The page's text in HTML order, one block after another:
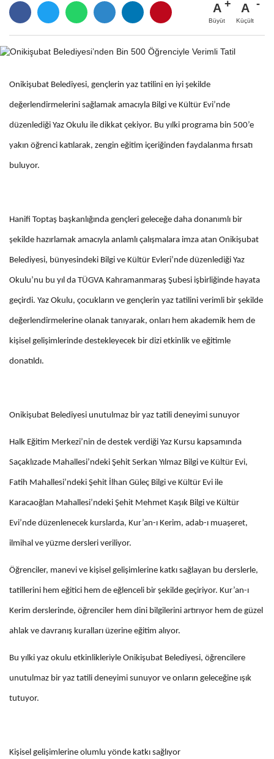
A
Büyüt
A
Küçült
Onikişubat Belediyesi, gençlerin yaz tatilini en iyi şekilde
değerlendirmelerini sağlamak amacıyla Bilgi ve Kültür Evi’nde
düzenlediği Yaz Okulu ile dikkat çekiyor. Bu yılki programa bin 500’e
yakın öğrenci katılarak, zengin eğitim içeriğinden faydalanma fırsatı
buluyor.
Hanifi Toptaş başkanlığında gençleri geleceğe daha donanımlı bir
şekilde hazırlamak amacıyla anlamlı çalışmalara imza atan Onikişubat
Belediyesi, bünyesindeki Bilgi ve Kültür Evleri’nde düzenlediği Yaz
Okulu’nu bu yıl da TÜGVA Kahramanmaraş Şubesi işbirliğinde hayata
geçirdi. Yaz Okulu, çocukların ve gençlerin yaz tatilini verimli bir şekilde
değerlendirmelerine olanak tanıyarak, onları hem akademik hem de
kişisel gelişimlerinde destekleyecek bir dizi etkinlik ve eğitimle
donatıldı.
Onikişubat Belediyesi unutulmaz bir yaz tatili deneyimi sunuyor
Halk Eğitim Merkezi’nin de destek verdiği Yaz Kursu kapsamında
Saçaklızade Mahallesi’ndeki Şehit Serkan Yılmaz Bilgi ve Kültür Evi,
Fatih Mahallesi’ndeki Şehit İlhan Güleç Bilgi ve Kültür Evi ile
Karacaoğlan Mahallesi’ndeki Şehit Mehmet Kaşık Bilgi ve Kültür
Evi’nde düzenlenecek kurslarda, Kur’an-ı Kerim, adab-ı muaşeret,
ilmihal ve yüzme dersleri veriliyor.
Öğrenciler, manevi ve kişisel gelişimlerine katkı sağlayan bu derslerle,
tatillerini hem eğitici hem de eğlenceli bir şekilde geçiriyor. Kur’an-ı
Kerim derslerinde, öğrenciler hem dini bilgilerini artırıyor hem de güzel
ahlak ve davranış kuralları üzerine eğitim alıyor.
Bu yılki yaz okulu etkinlikleriyle Onikişubat Belediyesi, öğrencilere
unutulmaz bir yaz tatili deneyimi sunuyor ve onların geleceğine ışık
tutuyor.
Kişisel gelişimlerine olumlu yönde katkı sağlıyor